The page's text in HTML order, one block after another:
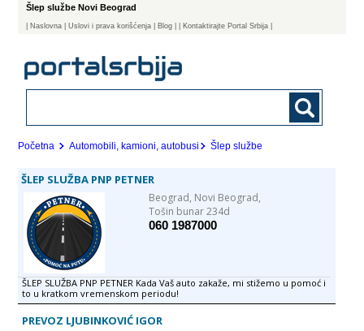
Šlep službe Novi Beograd
Naslovna | Uslovi i prava korišćenja Blog | Kontaktirajte Portal Srbija |
Početna Automobili, kamioni, autobusi Šlep službe
ŠLEP SLUŽBA PNP PETNER
Beograd, Novi Beograd,
Tošin bunar 234d
060 1987000
ŠLEP SLUŽBA PNP PETNER Kada Vaš auto zakaže, mi stižemo u pomoć i
to u kratkom vremenskom periodu!
PREVOZ LJUBINKOVIĆ IGOR